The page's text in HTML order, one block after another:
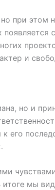
при этом
и
но и
его
мы